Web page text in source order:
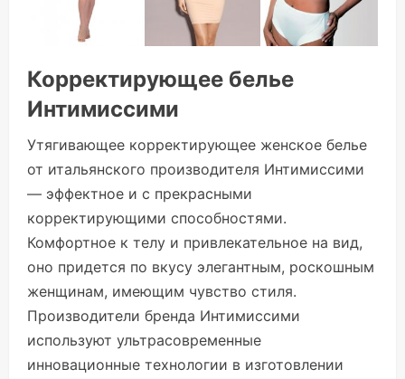
Корректирующее белье
Интимиссими
Утягивающее корректирующее женское белье
от итальянского производителя Интимиссими
— эффектное и с прекрасными
корректирующими способностями.
Комфортное к телу и привлекательное на вид,
оно придется по вкусу элегантным, роскошным
женщинам, имеющим чувство стиля.
Производители бренда Интимиссими
используют ультрасовременные
инновационные технологии в изготовлении